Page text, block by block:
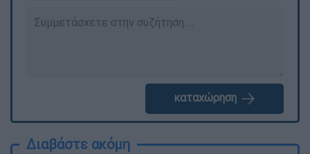
καταχώρηση
Διαβάστε ακόμη